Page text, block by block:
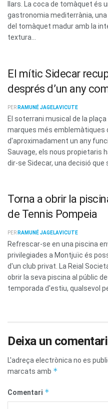
llars. La coca de tomàquet és
gastronomia mediterrània,
del tomàquet madur amb la
textura...
El mític Sidecar
després d’un any
PER RAMUNÉ JAGELAVICUTE
El soterrani musical de la
marques més emblemàtiques
d'aproximadament un any
Sauvage, els nous propietaris
dir-se Sidecar, una decisió que
Torna a obrir la
de Tennis Pompeia
PER RAMUNÉ JAGELAVICUTE
Refrescar-se en una piscina
privilegiades a Montjuïc és
d'un club privat. La Reial
obrir la seva piscina al públic
temporada d'estiu, qualsevol
Deixa un comentari
L'adreça electrònica no es
marcats amb *
Comentari *